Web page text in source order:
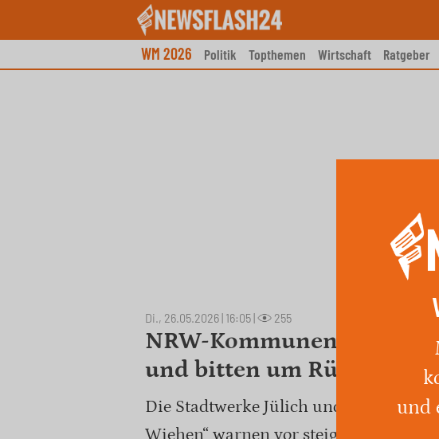
WM 2026 Politik Topthemen Wirtschaft Ratgeber
Di., 26.05.2026 | 16:05 255
NRW-Kommunen warnen
und bitten um
Die Stadtwerke Jülich und der
Wiehen“ warnen vor steigenden
und